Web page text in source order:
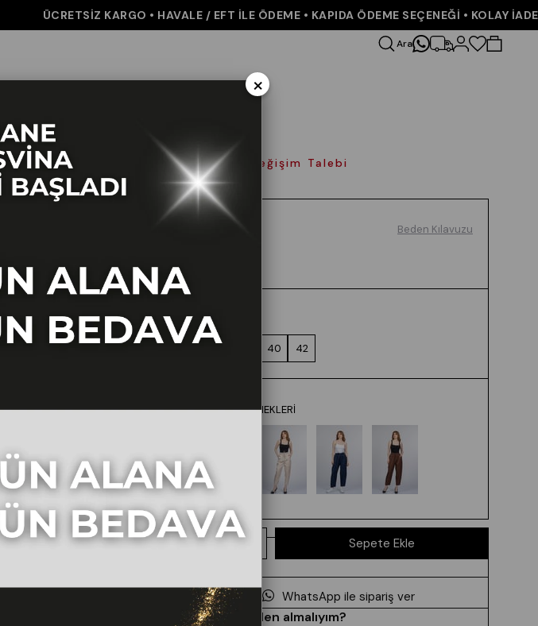
ÜCRETSİZ KARGO • HAVALE / EFT İLE ÖDEME • KAPIDA ÖDEME SEÇENEĞİ • KOLAY İADE
Ara
Takım Aksesuar Kolay İade Değişim Talebi
Beden
40 42
Beden Kılavuzu
RENK SEÇENEKLERI
WhatsApp ile sipariş ver
Hangi beden almalıyım?
×